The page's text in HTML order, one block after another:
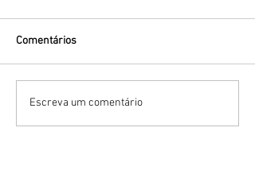
Comentários
Escreva um comentário